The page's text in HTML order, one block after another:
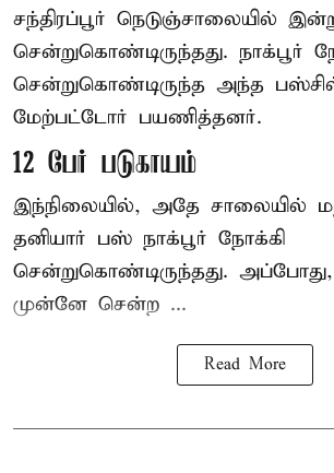
சந்திரப்பூர் நெடுஞ்சாலையில்
சென்றுகொண்டிருந்தது. நாக்பூர்
சென்றுகொண்டிருந்த அந்த
மேற்பட்டோர் பயணித்தனர்.
12 பேர் படுகாயம்
இந்நிலையில், அதே சாலையில்
தனியார் பஸ் நாக்பூர் நோக்கி
சென்றுகொண்டிருந்தது.
முன்னே சென்ற ...
Read More